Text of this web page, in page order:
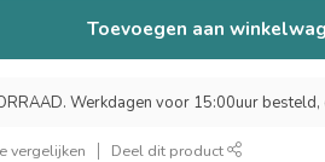
Toevoegen aan
Werkdagen voor 15:00uur
vergelijken Deel dit product